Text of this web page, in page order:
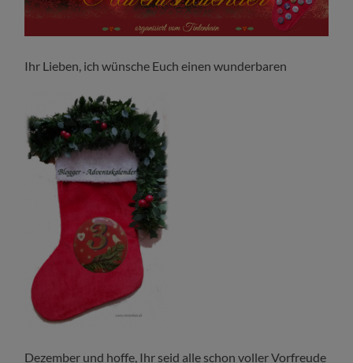
Ihr Lieben, ich wünsche Euch einen wunderbaren
Dezember und hoffe, Ihr seid alle schon voller Vorfreude